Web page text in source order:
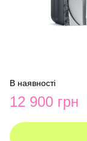
В наявності
12 900 грн